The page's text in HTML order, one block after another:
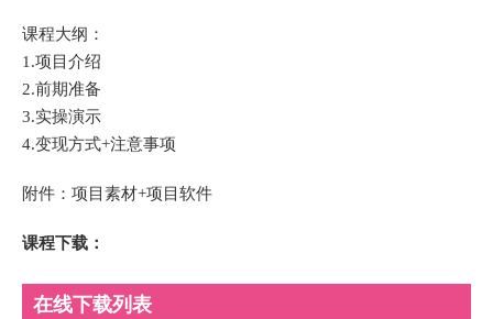
课程大纲：
1.项目介绍
2.前期准备
3.实操演示
4.变现方式+注意事项
附件：项目素材+项目软件
课程下载：
在线下载列表